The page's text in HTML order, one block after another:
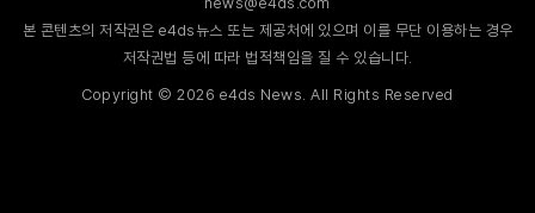
본 콘텐츠의 저작권은 e4ds뉴스 또는 제공처에 있으며 이를 무단 이용하는 경우
저작권법 등에 따라 법적책임을 질 수 있습니다.
Copyright ©2026 e4ds News. All Rights Reserved